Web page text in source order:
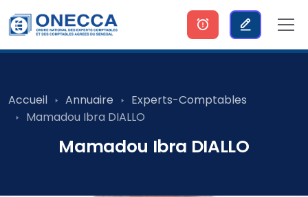
Accueil Annuaire
Experts-Comptables
Mamadou Ibra DIALLO
Mamadou Ibra DIALLO